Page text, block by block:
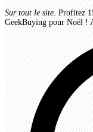
Sur tout le site. Profitez
GeekBuying pour Noël !